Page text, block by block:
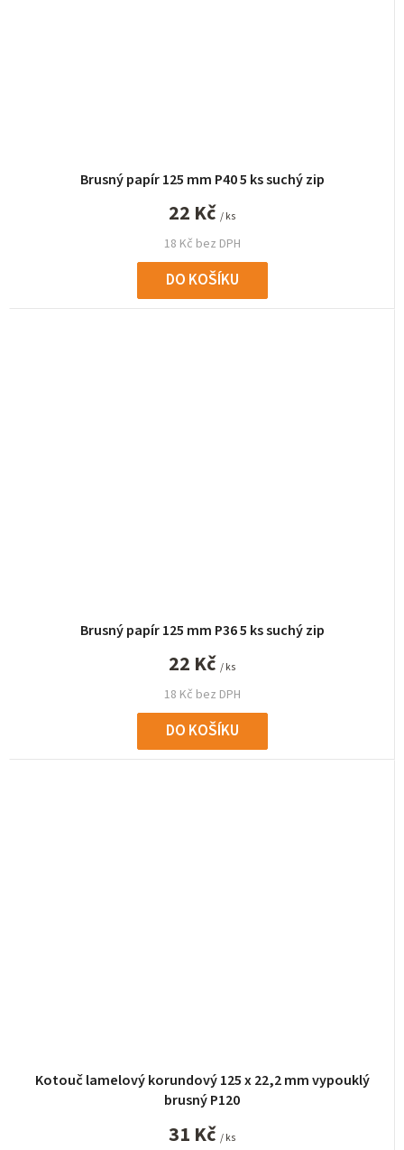
Brusný papír 125 mm P40 5 ks suchý zip
18 Kč bez DPH
22 Kč / ks
DO KOŠÍKU
Brusný papír 125 mm P36 5 ks suchý zip
18 Kč bez DPH
22 Kč / ks
DO KOŠÍKU
Kotouč lamelový korundový 125 x 22,2 mm vypouklý
brusný P120
31 Kč / ks